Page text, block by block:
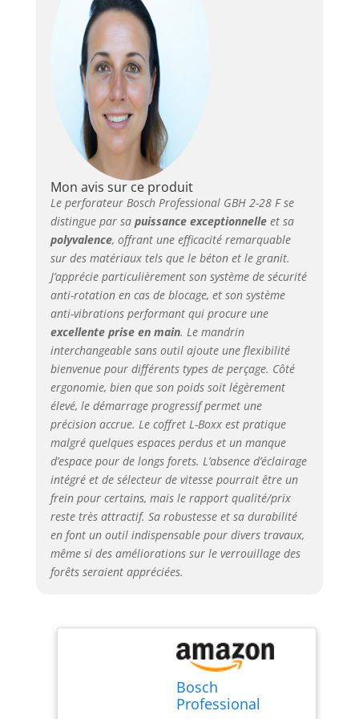
jusqu’à 68 mm avec
couronne-trépan Livré
poignée auxiliaire,
butée de profondeur
210 mm, chiffon,
mandrin automatique
13 mm, mandrin
interchangeable SDS
plus, L-BOXX
Mon avis sur ce produit
Le perforateur Bosch Professional GBH 2-28 F se
distingue par sa puissance exceptionnelleet sa
polyvalence, offrant une efficacité remarquable
sur des matériaux tels que le béton et le granit.
J’apprécie particulièrement son système de sécurité
anti-rotation en cas de blocage, et son système
anti-vibrations performant qui procure une
excellente prise en main. Le mandrin
interchangeable sans outil ajoute une flexibilité
bienvenue pour différents types de perçage. Côté
ergonomie, bien que son poids soit légèrement
élevé, le démarrage progressif permet une
précision accrue. Le coffret L-Boxx est pratique
malgré quelques espaces perdus et un manque
d’espace pour de longs forets. L’absence d’éclairage
intégré et de sélecteur de vitesse pourrait être un
frein pour certains, mais le rapport qualité/prix
reste très attractif. Sa robustesse et sa durabilité
en font un outil indispensable pour divers travaux,
même si des améliorations sur le verrouillage des
forêts seraient appréciées.
Bosch
Professional